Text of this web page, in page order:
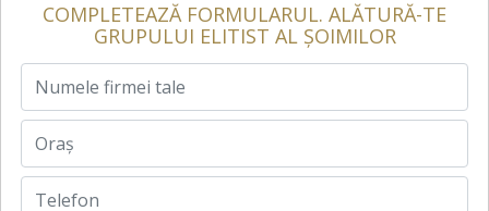
COMPLETEAZĂ FORMULARUL. ALĂTURĂ-TE
GRUPULUI ELITIST AL ȘOIMILOR